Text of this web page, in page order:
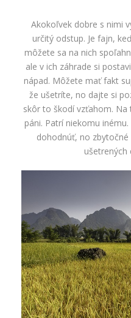
Akokoľvek dobre s nimi
určitý odstup. Je fajn,
môžete sa na nich
ale v ich záhrade si
nápad. Môžete mať fakt
že ušetríte, no dajte si
skôr to škodí vzťahom.
páni. Patrí niekomu
dohodnúť, no
ušetrených